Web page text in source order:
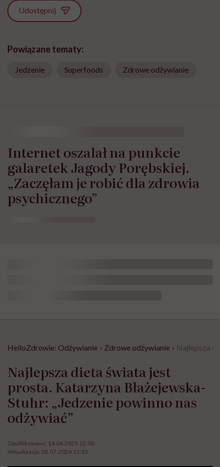
Udostępnij
Powiązane tematy:
Jedzenie Superfoods Zdrowe odżywianie
Internet oszalał na punkcie
galaretek Jagody Porębskiej.
„Zaczęłam je robić dla zdrowia
psychicznego”
HelloZdrowie: Odżywianie › Zdrowe odżywianie › Najlepsza
Najlepsza dieta świata jest
prosta. Katarzyna Błażejewska-
Stuhr: „Jedzenie powinno nas
odżywiać”
Opublikowano: 14.04.2025 12:00
Aktualizacja: 02.07.2026 13:33